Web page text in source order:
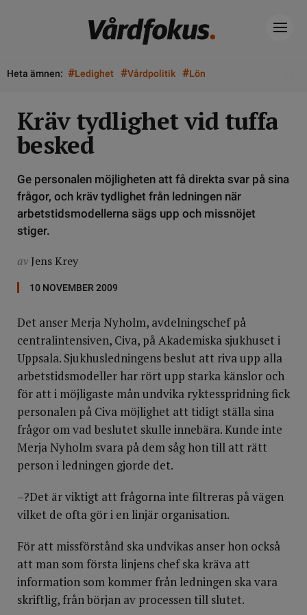
Heta ämnen: #Ledighet #Vårdpolitik #Lön
Kräv tydlighet vid tuffa
besked
Ge personalen möjligheten att få direkta svar på sina
frågor, och kräv tydlighet från ledningen när
arbetstidsmodellerna sägs upp och missnöjet
stiger.
av Jens Krey
10 NOVEMBER 2009
Det anser Merja Nyholm, avdelningschef på
centralintensiven, Civa, på Akademiska sjukhuset i
Uppsala. Sjukhusledningens beslut att riva upp alla
arbetstidsmodeller har rört upp starka känslor och
för att i möjligaste mån undvika ryktesspridning fick
personalen på Civa möjlighet att tidigt ställa sina
frågor om vad beslutet skulle innebära. Kunde inte
Merja Nyholm svara på dem såg hon till att rätt
person i ledningen gjorde det.
–?Det är viktigt att frågorna inte filtreras på vägen
vilket de ofta gör i en linjär organisation.
För att missförstånd ska undvikas anser hon också
att man som första linjens chef ska kräva att
information som kommer från ledningen ska vara
skriftlig, från början av processen till slutet.